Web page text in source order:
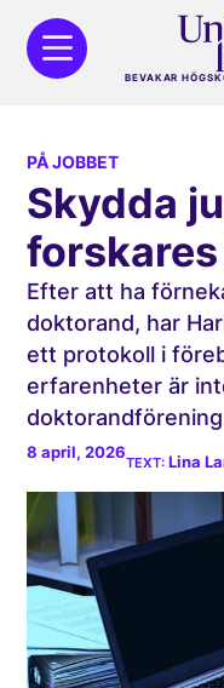
BEVAKAR
PÅ JOBBET
Skydda
Efter att ha
doktorand, har
ett protokoll i
erfarenheter är
8 april, 2026
Lina